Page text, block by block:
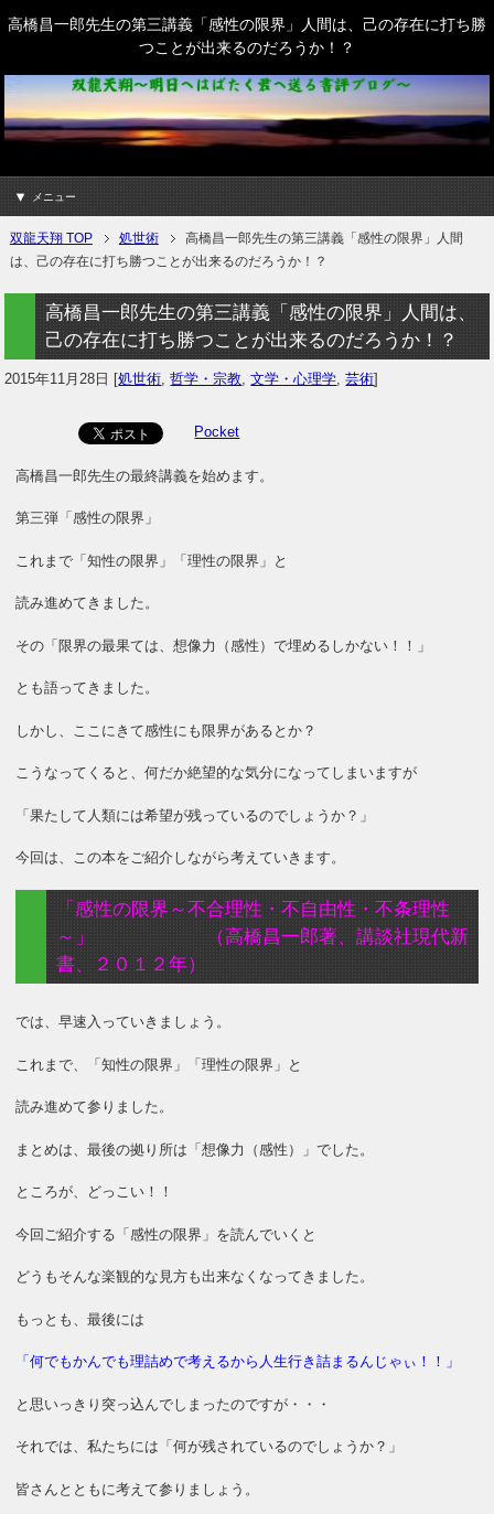
高橋昌一郎先生の第三講義「感性の限界」人間は、己の存在に打ち勝
つことが出来るのだろうか！？
メニュー
双龍天翔 TOP 処世術
高橋昌一郎先生の第三講義「感性の限界」人間
は、己の存在に打ち勝つことが出来るのだろうか！？
高橋昌一郎先生の第三講義「感性の限界」人間は、
己の存在に打ち勝つことが出来るのだろうか！？
2015年11月28日 [処世術,哲学・宗教,文学・心理学,芸術]
Pocket
高橋昌一郎先生の最終講義を始めます。
第三弾「感性の限界」
これまで「知性の限界」「理性の限界」と
読み進めてきました。
その「限界の最果ては、想像力（感性）で埋めるしかない！！」
とも語ってきました。
しかし、ここにきて感性にも限界があるとか？
こうなってくると、何だか絶望的な気分になってしまいますが
「果たして人類には希望が残っているのでしょうか？」
今回は、この本をご紹介しながら考えていきます。
「感性の限界～不合理性・不自由性・不条理性
～」 （高橋昌一郎著、講談社現代新
書、２０１２年）
では、早速入っていきましょう。
これまで、「知性の限界」「理性の限界」と
読み進めて参りました。
まとめは、最後の拠り所は「想像力（感性）」でした。
ところが、どっこい！！
今回ご紹介する「感性の限界」を読んでいくと
どうもそんな楽観的な見方も出来なくなってきました。
もっとも、最後には
「何でもかんでも理詰めで考えるから人生行き詰まるんじゃぃ！！」
と思いっきり突っ込んでしまったのですが・・・
それでは、私たちには「何が残されているのでしょうか？」
皆さんとともに考えて参りましょう。